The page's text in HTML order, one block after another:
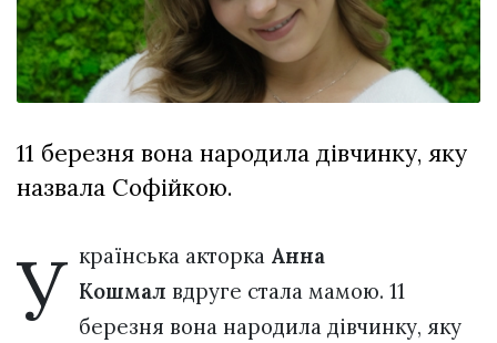
залишив у
Луцьку
три...
27 Липня 2026
727 переглядів
Всі розділи
Персона
Лайф
ZONE 18+
Контакти
11 березня вона народила дівчинку, яку
назвала Софійкою.
У країнська акторка Анна
Кошмал вдруге стала мамою. 11
березня вона народила дівчинку, яку